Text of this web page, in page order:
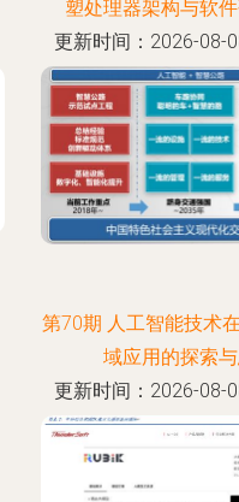
塑处理器架构与软
更新时间：2026-08-
第70期 人工智能技术
域应用的探索
更新时间：2026-08-